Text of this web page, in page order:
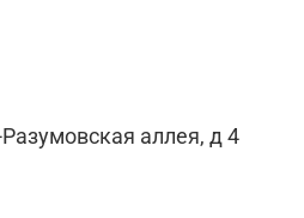
аллея, д 4